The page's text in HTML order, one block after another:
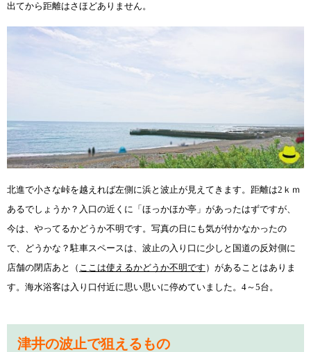
出てから距離はさほどありません。
北進で小さな峠を越えれば左側に浜と波止が見えてきます。距離は2 ｋｍ
あるでしょうか？入口の近くに「ほっかほか亭」があったはずですが、
今は、やってるかどうか不明です。写真の日にも気が付かなかったの
で、どうかな？駐車スペースは、波止の入り口に少しと国道の反対側に
店舗の閉店あと（ ここは使えるかどうか不明です ）があることはありま
す。海水浴客は入り口付近に思い思いに停めていました。 4～5台。
津井の波止で狙えるもの